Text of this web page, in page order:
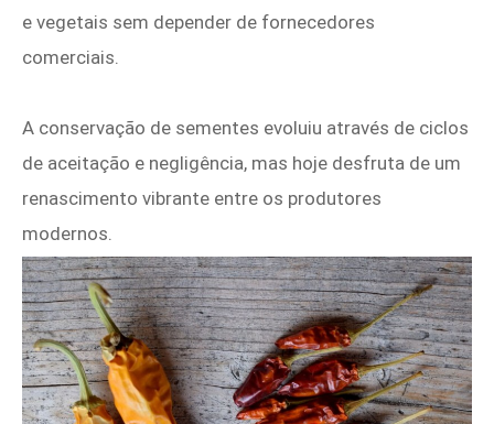
e vegetais sem depender de fornecedores
comerciais.
A conservação de sementes evoluiu através de ciclos
de aceitação e negligência, mas hoje desfruta de um
renascimento vibrante entre os produtores
modernos.